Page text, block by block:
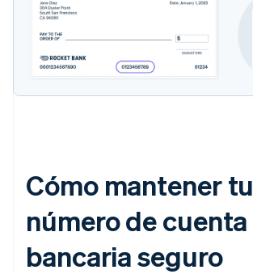
Cómo mantener tu
número de cuenta
bancaria seguro